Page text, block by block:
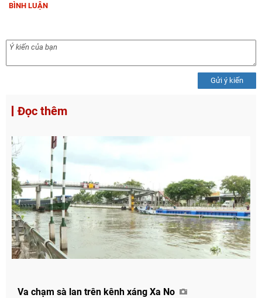
BÌNH LUẬN
Gửi ý kiến
Đọc thêm
Va chạm sà lan trên kênh xáng Xa No